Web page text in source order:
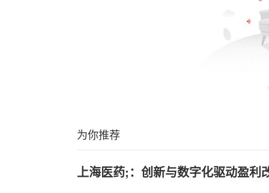
为你推荐
上海医药;：创新与数字化驱动盈利